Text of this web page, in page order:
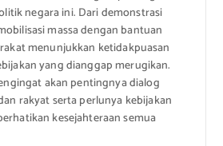
negara ini. Dari demonstrasi
massa dengan bantuan
menunjukkan ketidakpuasan
yang dianggap merugikan.
akan pentingnya dialog
rakyat serta perlunya kebijakan
kesejahteraan semua